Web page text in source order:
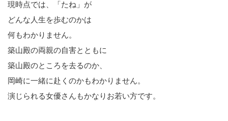
現時点では、「たね」が
どんな人生を歩むのかは
何もわかりません。
築山殿の両親の自害とともに
築山殿のところを去るのか、
岡崎に一緒に赴くのかもわかりません。
演じられる女優さんもかなりお若い方です。